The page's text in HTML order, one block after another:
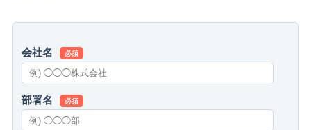
会社名 必須
部署名 必須